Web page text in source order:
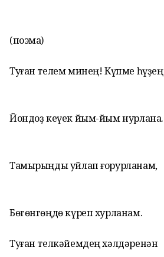
(поэма)
Туған телем минең! Күпме һүҙең
Йондоҙ кеүек йым-йым нурлана.
Тамырыңды уйлап ғорурланам,
Бөгөнгөңдө күреп хурланам.
Туған телкәйемдең хәлдәренән